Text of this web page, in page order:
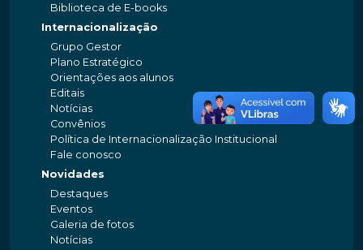
Biblioteca de E-books
Internacionalização
Grupo Gestor
Plano Estratégico
Orientações aos alunos
Editais
Notícias
Convênios
Política de Internacionalização Institucional
Fale conosco
Novidades
Destaques
Eventos
Galeria de fotos
Notícias